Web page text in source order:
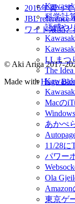
科学計
語感や
LLまつ
The
Macの
あかぺ
11/28に
パワー
Ola
東京ゲ
2016年買っ
JBL
ワイド液晶
© Aki Ariga 2017-
Made withHugo